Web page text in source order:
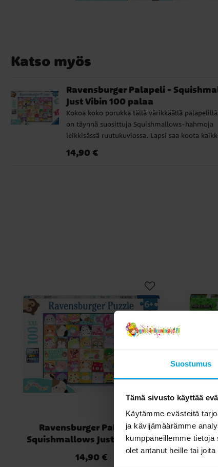
Suostumus
Tämä sivusto käyttää
Käytämme evästeitä
ja kävijämäärämme
kumppaneillemme
olet antanut heille tai
Katso myös
Ravensburger Palapeli -
Just Vibin 100 palaa
Kokoa koko porukka tällä värikkäällä
on täynnä suosittuja Squishmallows-hahmoja
leikkisässä ruutukuviossa. Lapsi saa koota
kuvassa. Palapelissä on 100 hieman suurempaa
Hinta:14,90 €
14,90 €
Ravensburger Palapeli -
Squishmallows Just Vibin 100
Hinta:14,90 €
14,90 €